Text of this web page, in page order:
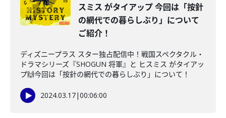
スミス がタイアップ 今回は「按針
の網代での暮らしぶり」について
ご紹介！
ディズニープラス スター独占配信中！戦国スペクタクル・
ドラマシリーズ『SHOGUN 将軍』と ヒスミス がタイアッ
プ🙌今回は「按針の網代での暮らしぶり」について！
2024.03.17|00:06:00